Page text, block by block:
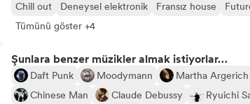
Chill out Deneysel elektronik Fransız house
Tümünü göster +4
Şunlara benzer müzikler almak istiyorlar…
Daft Punk Moodymann Martha Argerich
Chinese Man
Claude Debussy Ryuichi